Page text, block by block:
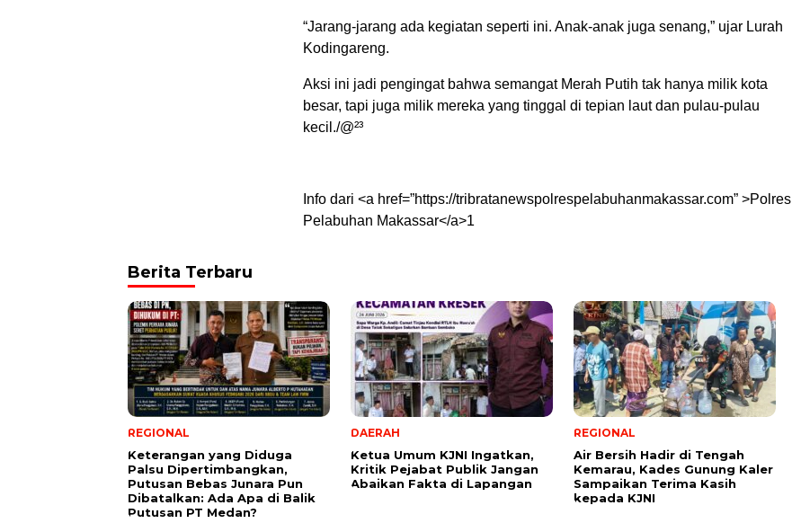
“Jarang-jarang ada kegiatan seperti ini. Anak-anak juga senang,” ujar Lurah
Kodingareng.
Aksi ini jadi pengingat bahwa semangat Merah Putih tak hanya milik kota
besar, tapi juga milik mereka yang tinggal di tepian laut dan pulau-pulau
kecil./@²³
Info dari <a href=”https://tribratanewspolrespelabuhanmakassar.com” >Polres
Pelabuhan Makassar</a>1
Berita Terbaru
REGIONAL
Keterangan yang Diduga
Palsu Dipertimbangkan,
Putusan Bebas Junara Pun
Dibatalkan: Ada Apa di Balik
Putusan PT Medan?
DAERAH
Ketua Umum KJNI Ingatkan,
Kritik Pejabat Publik Jangan
Abaikan Fakta di Lapangan
REGIONAL
Air Bersih Hadir di Tengah
Kemarau, Kades Gunung Kaler
Sampaikan Terima Kasih
kepada KJNI